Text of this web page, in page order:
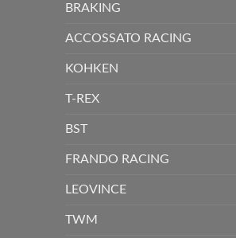
BRAKING
ACCOSSATO RACING
KOHKEN
T-REX
BST
FRANDO RACING
LEOVINCE
TWM